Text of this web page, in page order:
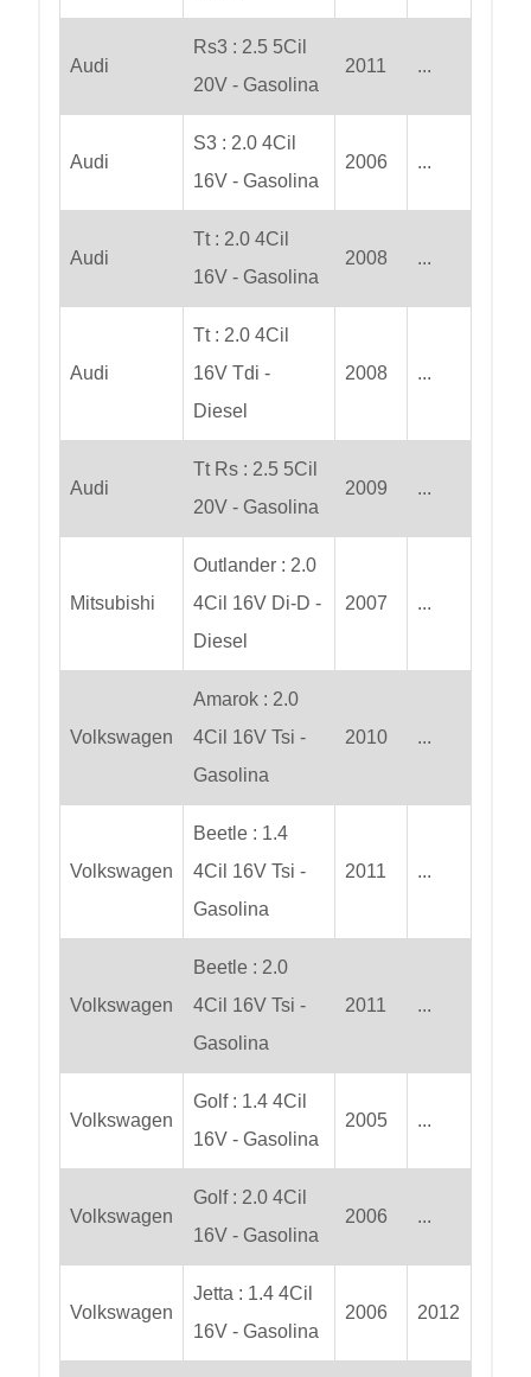
Audi
Rs3 : 2.5 5Cil
20V - Gasolina
2011 ...
Audi
S3 : 2.0 4Cil
16V - Gasolina
2006 ...
Audi
Tt : 2.0 4Cil
16V - Gasolina
2008 ...
Audi
Tt : 2.0 4Cil
16V Tdi -
Diesel
2008 ...
Audi
Tt Rs : 2.5 5Cil
20V - Gasolina
2009 ...
Mitsubishi
Outlander : 2.0
4Cil 16V Di-D -
Diesel
2007 ...
Volkswagen
Amarok : 2.0
4Cil 16V Tsi -
Gasolina
2010 ...
Volkswagen
Beetle : 1.4
4Cil 16V Tsi -
Gasolina
2011 ...
Volkswagen
Beetle : 2.0
4Cil 16V Tsi -
Gasolina
2011 ...
Volkswagen
Golf : 1.4 4Cil
16V - Gasolina
2005 ...
Volkswagen
Golf : 2.0 4Cil
16V - Gasolina
2006 ...
Volkswagen
Jetta : 1.4 4Cil
16V - Gasolina
2006 2012